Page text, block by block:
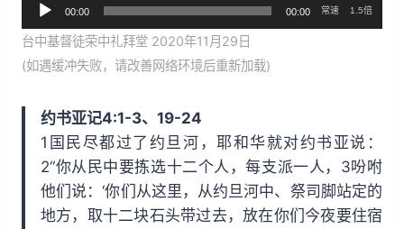
频
播
放
00:00 00:00 常速 1.5倍
台中基督徒荣中礼拜堂 2020年11月29日
(如遇缓冲失败，请改善网络环境后重新加载)
约书亚记4:1-3、19-24
1国民尽都过了约旦河，耶和华就对约书亚说：
2“你从民中要拣选十二个人，每支派一人，3吩咐
他们说：‘你们从这里，从约旦河中、祭司脚站定的
地方，取十二块石头带过去，放在你们今夜要住宿